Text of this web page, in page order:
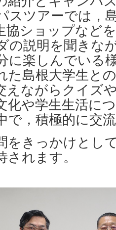
スツアーでは，
協ショップなど
の説明を聞きな
に楽しんでいる
島根大学生と
えながらクイズ
化や学生生活に
で，積極的に交
きっかけとし
されます。